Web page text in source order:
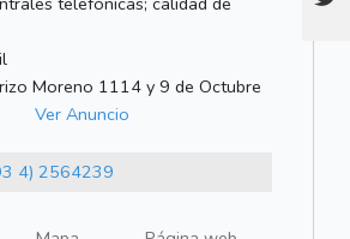
Moreno 1114 y 9 de Octubre
Ver Anuncio
4) 2564239